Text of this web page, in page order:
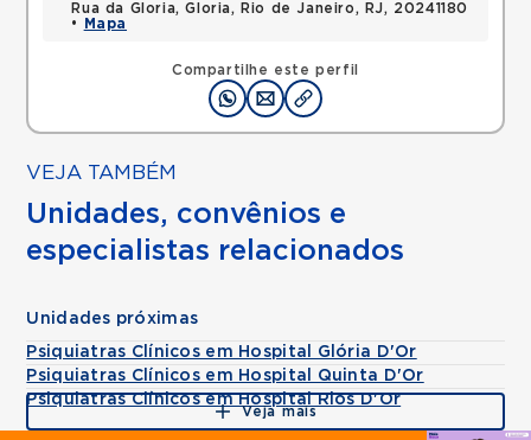
Compartilhe este perfil
Rua da Gloria, Gloria, Rio de Janeiro, RJ, 20241180
•
Mapa
VEJA TAMBÉM
Unidades, convênios e
especialistas relacionados
Unidades próximas
Psiquiatras Clínicos em Hospital Glória D'Or
Psiquiatras Clínicos em Hospital Quinta D'Or
Psiquiatras Clínicos em Hospital Rios D'Or
Veja mais